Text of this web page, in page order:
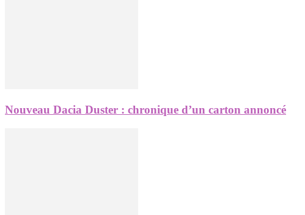
Nouveau Dacia Duster : chronique d’un carton annoncé